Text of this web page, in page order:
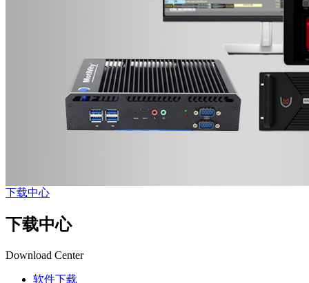
下载中心
下载中心
Download Center
软件下载